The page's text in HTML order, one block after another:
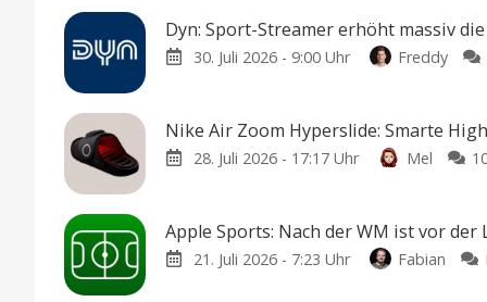
Dyn: Sport-Streamer erhöht massiv
30. Juli 2026 - 9:00 Uhr Freddy
Nike Air Zoom Hyperslide: Smarte
28. Juli 2026 - 17:17 Uhr Mel
Apple Sports: Nach der WM ist vor der
21. Juli 2026 - 7:23 Uhr Fabian